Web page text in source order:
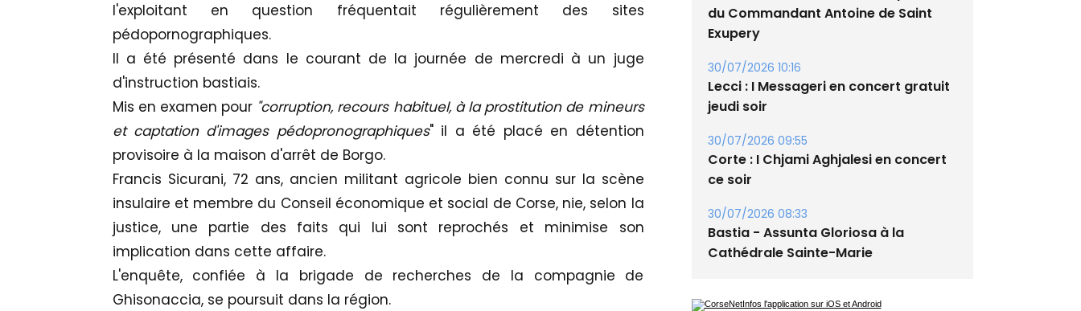
l'exploitant en question fréquentait régulièrement des sites
pédopornographiques.
Il a été présenté dans le courant de la journée de mercredi à un juge
d'instruction bastiais.
Mis en examen pour "corruption, recours habituel, à la prostitution de mineurs
et captation d'images pédopronographiques" il a été placé en détention
provisoire à la maison d'arrêt de Borgo.
Francis Sicurani, 72 ans, ancien militant agricole bien connu sur la scène
insulaire et membre du Conseil économique et social de Corse, nie, selon la
justice, une partie des faits qui lui sont reprochés et minimise son
implication dans cette affaire.
L'enquête, confiée à la brigade de recherches de la compagnie de
Ghisonaccia, se poursuit dans la région.
31/07/2026 08:22
82ème anniversaire de la disparition
Exupery
30/07/2026 10:16
jeudi soir
30/07/2026 09:55
ce soir
30/07/2026 08:33